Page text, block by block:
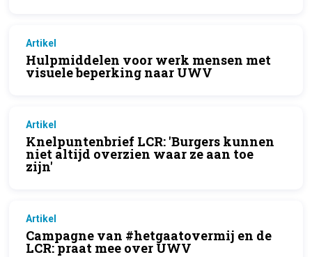
Artikel
Hulpmiddelen voor werk mensen met
visuele beperking naar UWV
Artikel
Knelpuntenbrief LCR: 'Burgers kunnen
niet altijd overzien waar ze aan toe
zijn'
Artikel
Campagne van #hetgaatovermij en de
LCR: praat mee over UWV